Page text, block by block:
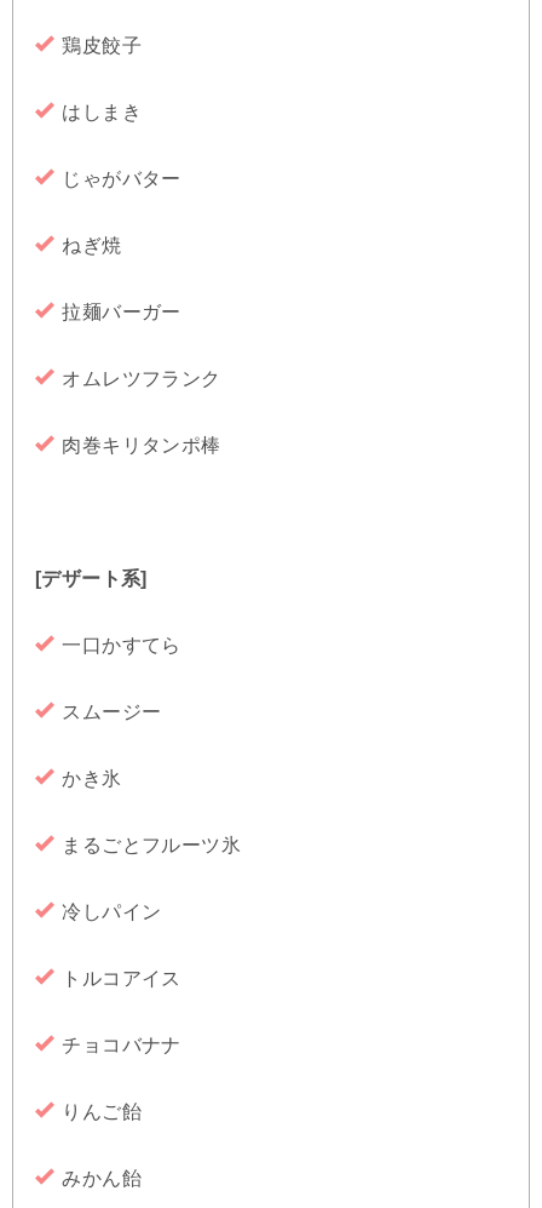
鶏皮餃子
はしまき
じゃがバター
ねぎ焼
拉麺バーガー
オムレツフランク
肉巻キリタンポ棒
[デザート系]
一口かすてら
スムージー
かき氷
まるごとフルーツ氷
冷しパイン
トルコアイス
チョコバナナ
りんご飴
みかん飴